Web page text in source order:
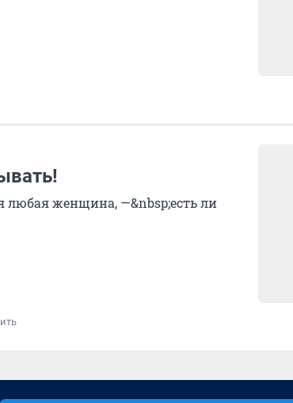
любая женщина, —&nbsp;есть ли